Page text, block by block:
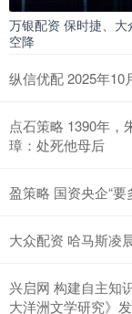
万银配资 保时捷、大
空降
纵信优配 2025年10
点石策略 1390年，
璋：处死他母后
盈策略 国资央企“
大众配资 哈马斯凌
兴启网 构建自主知
大洋洲文学研究》